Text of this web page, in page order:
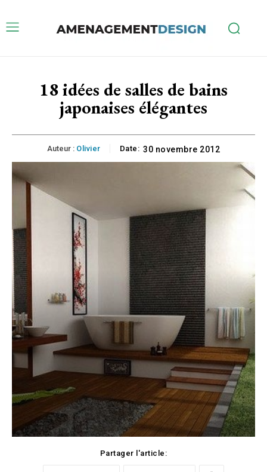
18 idées de salles de bains
japonaises élégantes
Auteur : Olivier Date: 30 novembre 2012
Partager l'article: